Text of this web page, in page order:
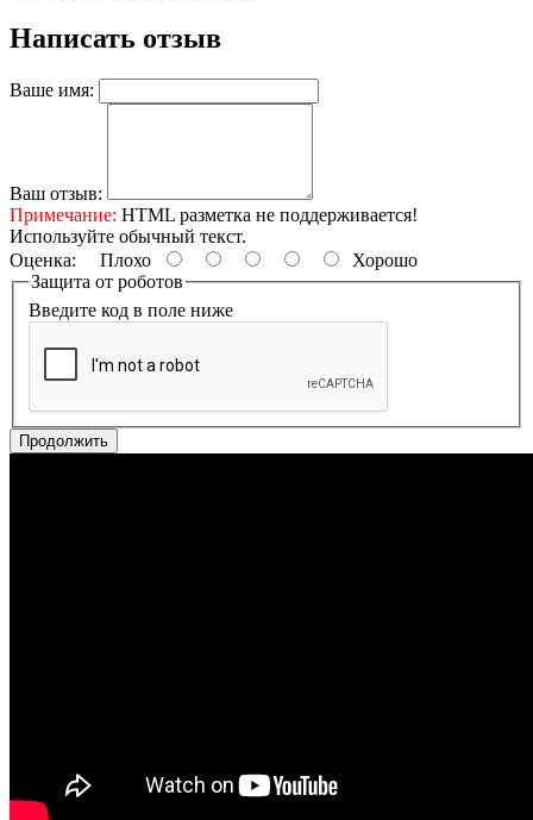
Написать отзыв
Ваше имя:
Ваш отзыв:
Примечание: HTML разметка не поддерживается!
Используйте обычный текст.
Оценка: Плохо
Хорошо
Защита от роботов
Введите код в поле ниже
Продолжить